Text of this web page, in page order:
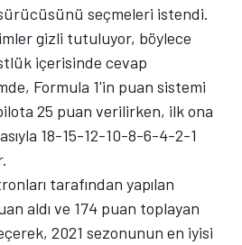
sürücüsünü seçmeleri istendi.
gizli tutuluyor, böylece
içerisinde cevap
Formula 1'in puan sistemi
25 puan verilirken, ilk ona
18-15-12-10-8-6-4-2-1
tarafından yapılan
aldı ve 174 puan toplayan
2021 sezonunun en iyisi